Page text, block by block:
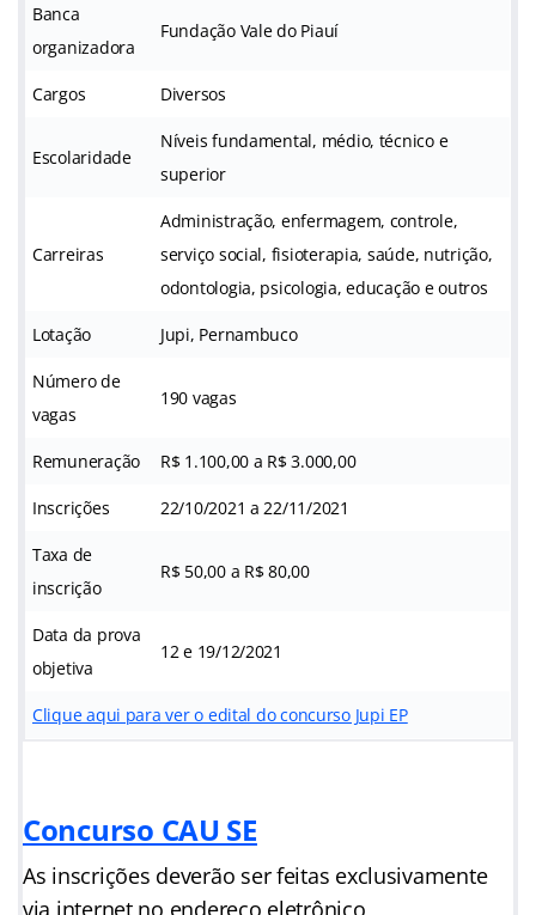
Banca
organizadora
Fundação Vale do Piauí
Cargos Diversos
Escolaridade
Níveis fundamental, médio, técnico e
superior
Carreiras
Administração, enfermagem, controle,
serviço social, fisioterapia, saúde, nutrição,
odontologia, psicologia, educação e outros
Lotação Jupi, Pernambuco
Número de
vagas
190 vagas
Remuneração R$ 1.100,00 a R$ 3.000,00
Inscrições 22/10/2021 a 22/11/2021
Taxa de
inscrição
R$ 50,00 a R$ 80,00
Data da prova
objetiva
12 e 19/12/2021
Clique aqui para ver o edital do concurso Jupi EP
Concurso CAU SE
As inscrições deverão ser feitas exclusivamente
via internet no endereço eletrônico